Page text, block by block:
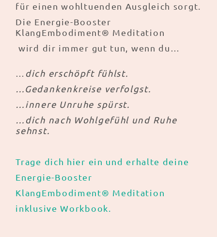
für einen wohltuenden Ausgleich sorgt.
Die Energie-Booster
KlangEmbodiment® Meditation
wird dir immer gut tun, wenn du…
… dich erschöpft fühlst.
…Gedankenkreise verfolgst.
…innere Unruhe spürst.
…dich nach Wohlgefühl und Ruhe
sehnst.
Trage dich hier ein und erhalte deine
Energie-Booster
KlangEmbodiment® Meditation
inklusive Workbook.